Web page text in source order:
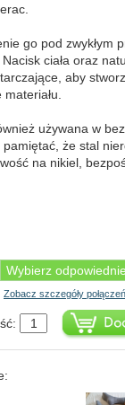
go pod zwykłym
ciała oraz
aby
używana w
że stal
na nikiel,
Zobacz szczegóły połączeń